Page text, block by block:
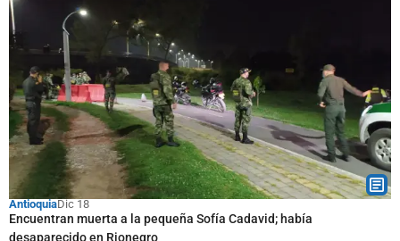
AntioquiaDic 18
Encuentran muerta a la pequeña Sofía Cadavid; había
desaparecido en Rionegro